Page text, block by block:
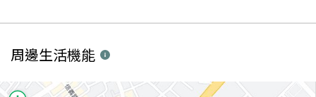
周邊生活機能